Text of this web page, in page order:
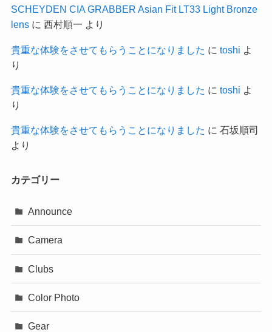
SCHEYDEN CIA GRABBER Asian Fit LT33 Light Bronze
lensに 西村順一 より
貴重な体験をさせてもらうことになりました に toshi よ
り
貴重な体験をさせてもらうことになりました に toshi よ
り
貴重な体験をさせてもらうことになりました に 石坂順司
より
カテゴリー
Announce
Camera
Clubs
Color Photo
Gear